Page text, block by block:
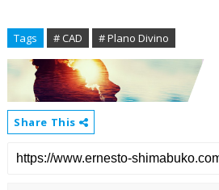
Tags # CAD # Plano Divino
Share This